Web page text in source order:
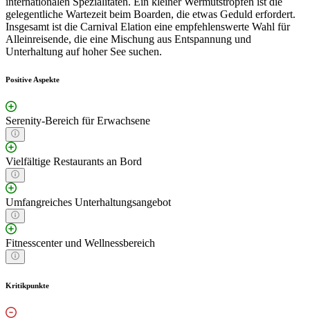
gelegentliche Wartezeit beim Boarden, die etwas Geduld erfordert.
Insgesamt ist die Carnival Elation eine empfehlenswerte Wahl für
Alleinreisende, die eine Mischung aus Entspannung und
Unterhaltung auf hoher See suchen.
Positive Aspekte
Serenity-Bereich für Erwachsene
Vielfältige Restaurants an Bord
Umfangreiches Unterhaltungsangebot
Fitnesscenter und Wellnessbereich
Kritikpunkte